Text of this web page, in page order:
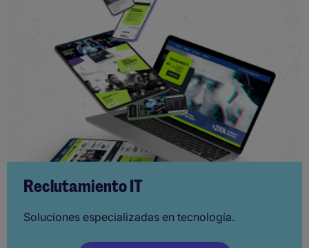
Reclutamiento IT
Soluciones especializadas en tecnología.